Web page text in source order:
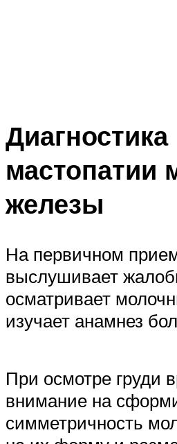
Диагностика
мастопатии
железы
На первичном
выслушивает
осматривает
изучает анамнез
При осмотре груди
внимание на
симметричность